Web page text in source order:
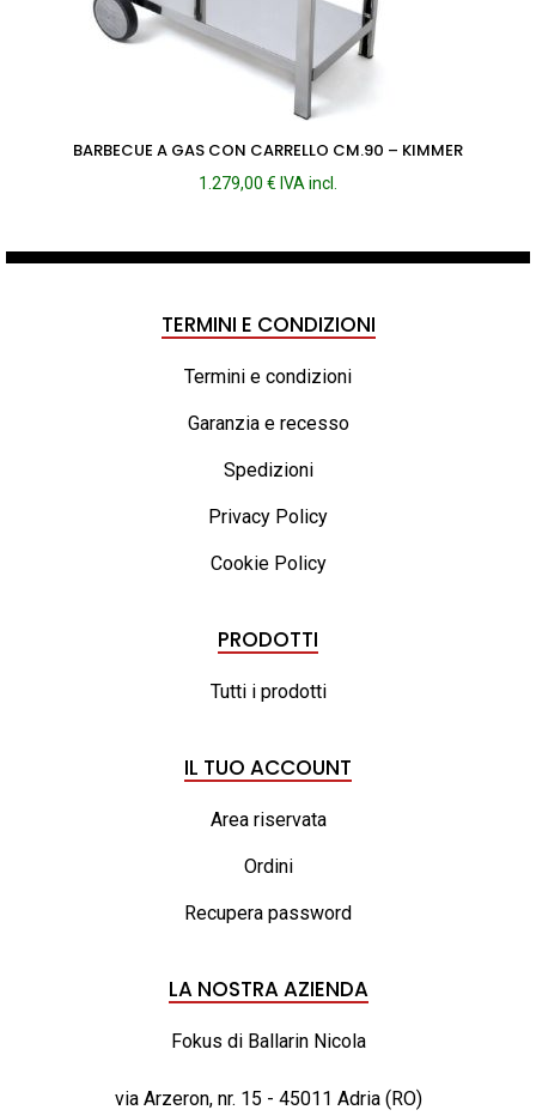
BARBECUE A GAS CON CARRELLO CM.90 – KIMMER
1.279,00 € IVA incl.
TERMINI E CONDIZIONI
Termini e condizioni
Garanzia e recesso
Spedizioni
Privacy Policy
Cookie Policy
PRODOTTI
Tutti i prodotti
IL TUO ACCOUNT
Area riservata
Ordini
Recupera password
LA NOSTRA AZIENDA
Fokus di Ballarin Nicola
via Arzeron, nr. 15 - 45011 Adria (RO)